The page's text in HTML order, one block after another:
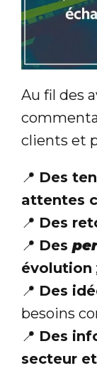
Au fil des
clients et
📍 Des
attentes
📍 Des
📍 Des
évolution ;
📍 Des
besoins
📍 Des
secteur